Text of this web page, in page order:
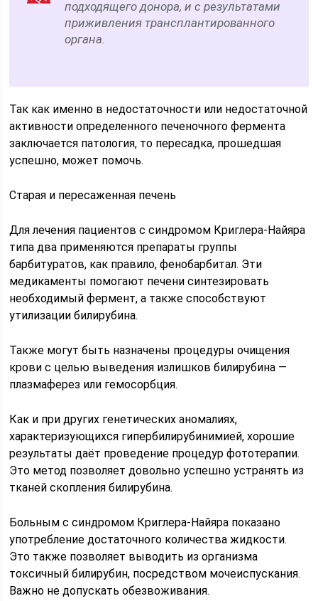
подходящего донора, и с результатами
приживления трансплантированного
органа.
Так как именно в недостаточности или недостаточной
активности определенного печеночного фермента
заключается патология, то пересадка, прошедшая
успешно, может помочь.
Старая и пересаженная печень
Для лечения пациентов с синдромом Криглера-Найяра
типа два применяются препараты группы
барбитуратов, как правило, фенобарбитал. Эти
медикаменты помогают печени синтезировать
необходимый фермент, а также способствуют
утилизации билирубина.
Также могут быть назначены процедуры очищения
крови с целью выведения излишков билирубина —
плазмаферез или гемосорбция.
Как и при других генетических аномалиях,
характеризующихся гипербилирубинимией, хорошие
результаты даёт проведение процедур фототерапии.
Это метод позволяет довольно успешно устранять из
тканей скопления билирубина.
Больным с синдромом Криглера-Найяра показано
употребление достаточного количества жидкости.
Это также позволяет выводить из организма
токсичный билирубин, посредством мочеиспускания.
Важно не допускать обезвоживания.